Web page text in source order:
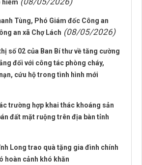
hiểm
Tùng, Phó Giám đốc Công an
an xã Chợ Lách (08/05/2026)
số 02 của Ban Bí thư về tăng cường
đối với công tác phòng cháy,
cứu hộ trong tình hình mới
trường hợp khai thác khoáng sản
đất mặt ruộng trên địa bàn tỉnh
Long trao quà tặng gia đình chính
hoàn cảnh khó khăn